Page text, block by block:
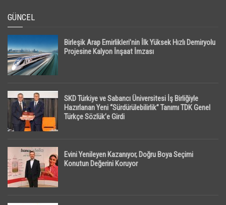
GÜNCEL
Birleşik Arap Emirlikleri’nin İlk Yüksek Hızlı Demiryolu
Projesine Kalyon İnşaat İmzası
SKD Türkiye ve Sabancı Üniversitesi İş Birliğiyle
Hazırlanan Yeni “Sürdürülebilirlik” Tanımı TDK Genel
Türkçe Sözlük’e Girdi
Evini Yenileyen Kazanıyor, Doğru Boya Seçimi
Konutun Değerini Koruyor